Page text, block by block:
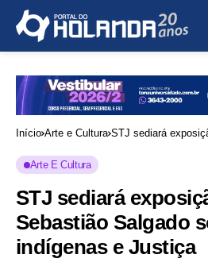
Início Arte e Cultura STJ sediará
Arte E Cultura
STJ sediará
Sebastião Salgado
indígenas e Justiça